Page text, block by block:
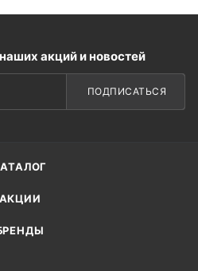
акций и новостей
ПОДПИСАТЬСЯ
АКЦИИ